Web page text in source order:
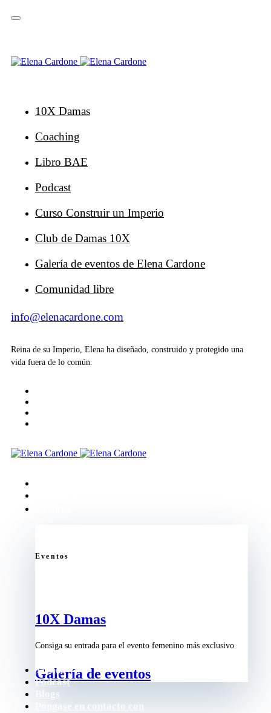
Saltar
Saltar
principal
10X Damas
Coaching
Libro BAE
Podcast
Curso Construir un Imperio
Club de Damas 10X
Galería de eventos de Elena Cardone
Comunidad libre
info@elenacardone.com
Reina de su Imperio, Elena ha diseñado, construido y protegido una
vida fuera de lo común.
Eventos
10X Damas
Consiga su entrada para el evento femenino más exclusivo
Galería de eventos
Tienda
Podcast
Blogs
Póngase en contacto con